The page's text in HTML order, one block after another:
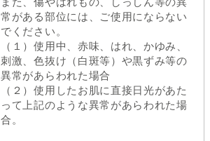
常がある部位には、ご使用にならない
でください。
（１）使用中、赤味、はれ、かゆみ、
刺激、色抜け（白斑等）や黒ずみ等の
異常があらわれた場合
（２）使用したお肌に直接日光があた
って上記のような異常があらわれた場
合。